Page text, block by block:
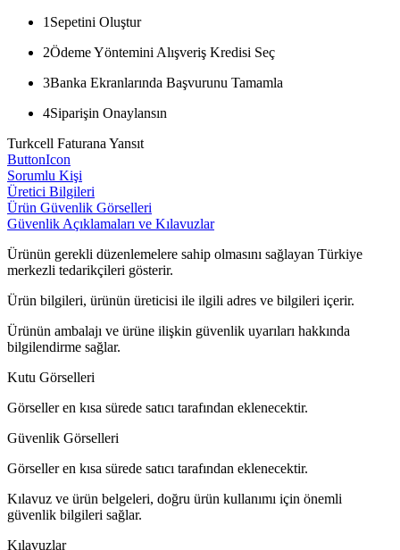
1 Sepetini Oluştur
2Ödeme Yöntemini Alışveriş Kredisi Seç
3Banka Ekranlarında Başvurunu Tamamla
4Siparişin Onaylansın
Turkcell Faturana Yansıt
ButtonIcon
Sorumlu Kişi
Üretici Bilgileri
Ürün Güvenlik Görselleri
Güvenlik Açıklamaları ve Kılavuzlar
Ürünün gerekli düzenlemelere sahip olmasını sağlayan Türkiye
merkezli tedarikçileri gösterir.
Ürün bilgileri, ürünün üreticisi ile ilgili adres ve bilgileri içerir.
Ürünün ambalajı ve ürüne ilişkin güvenlik uyarıları hakkında
bilgilendirme sağlar.
Kutu Görselleri
Görseller en kısa sürede satıcı tarafından eklenecektir.
Güvenlik Görselleri
Görseller en kısa sürede satıcı tarafından eklenecektir.
Kılavuz ve ürün belgeleri, doğru ürün kullanımı için önemli
güvenlik bilgileri sağlar.
Kılavuzlar